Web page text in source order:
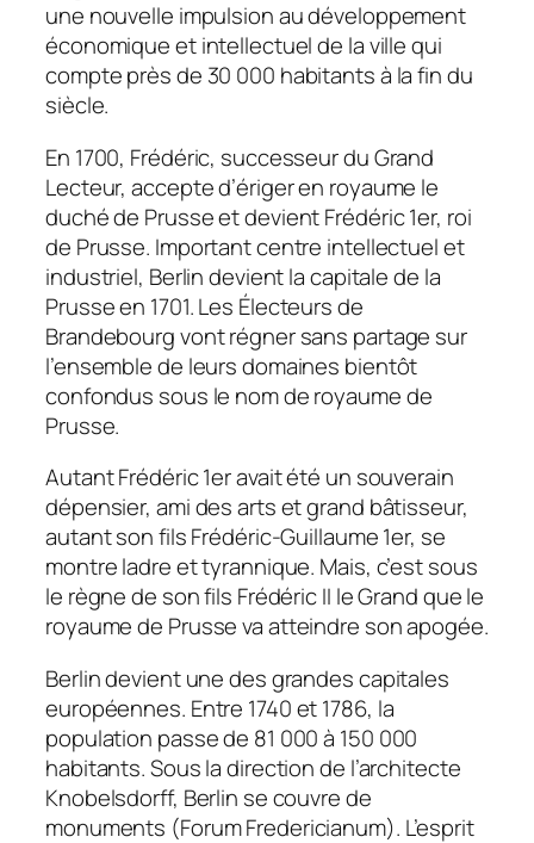
une nouvelle impulsion au développement
économique et intellectuel de la ville qui
compte près de 30 000 habitants à la fin du
siècle.
En 1700, Frédéric, successeur du Grand
Lecteur, accepte d’ériger en royaume le
duché de Prusse et devient Frédéric 1er, roi
de Prusse. Important centre intellectuel et
industriel, Berlin devient la capitale de la
Prusse en 1701. Les Électeurs de
Brandebourg vont régner sans partage sur
l’ensemble de leurs domaines bientôt
confondus sous le nom de royaume de
Prusse.
Autant Frédéric 1er avait été un souverain
dépensier, ami des arts et grand bâtisseur,
autant son fils Frédéric-Guillaume 1er, se
montre ladre et tyrannique. Mais, c’est sous
le règne de son fils Frédéric II le Grand que le
royaume de Prusse va atteindre son apogée.
Berlin devient une des grandes capitales
européennes. Entre 1740 et 1786, la
population passe de 81 000 à 150 000
habitants. Sous la direction de l’architecte
Knobelsdorff, Berlin se couvre de
monuments (Forum Fredericianum). L’esprit